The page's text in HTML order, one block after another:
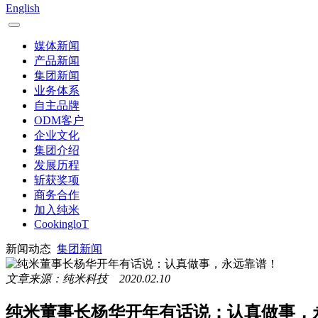
English
媒体新闻
产品新闻
集团新闻
业务体系
自主品牌
ODM客户
企业文化
集团介绍
发展历程
斩获奖项
商务合作
加入纯米
CookingloT
新闻动态 集团新闻
文章来源：纯米科技 2020.02.10
纯米董事长杨华开年有话说：认真做事，